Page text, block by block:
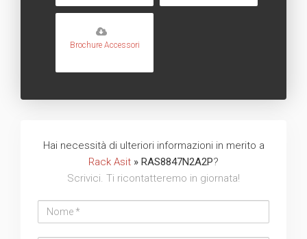
Brochure Accessori
Hai necessità di ulteriori informazioni in merito a
Rack Asit » RAS8847N2A2P?
Scrivici. Ti ricontatteremo in giornata!